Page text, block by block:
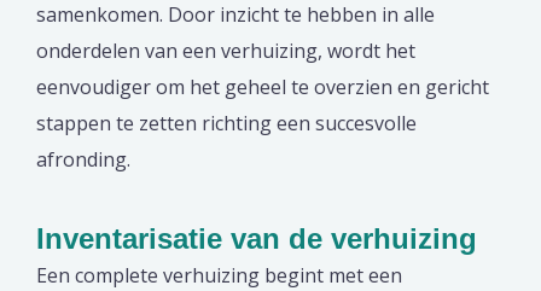
samenkomen. Door inzicht te hebben in alle
onderdelen van een verhuizing, wordt het
eenvoudiger om het geheel te overzien en gericht
stappen te zetten richting een succesvolle
afronding.
Inventarisatie van de verhuizing
Een complete verhuizing begint met een